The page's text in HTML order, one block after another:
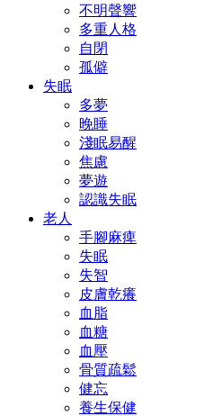
不明聲響
多重人格
自閉
孤僻
失眠
多夢
晚睡
淺眠易醒
焦慮
夢遊
認識失眠
老人
手腳麻痺
失眠
失智
皮膚乾癢
血脂
血糖
血壓
骨質疏鬆
健忘
養生保健